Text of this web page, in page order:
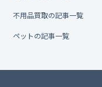
不用品買取の記事一覧
ペットの記事一覧